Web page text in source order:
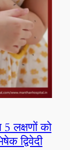
लक्षणों को
द्विवेदी